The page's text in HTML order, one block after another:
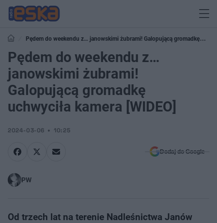
Pędem do weekendu z… janowskimi żubrami! Galopującą gromadkę
uchwyciła kamera [WIDEO]
Pędem do weekendu z…
janowskimi żubrami!
Galopującą gromadkę
uchwyciła kamera [WIDEO]
2024-03-06 10:25
Dodaj do Google
PW
Od trzech lat na terenie Nadleśnictwa Janów